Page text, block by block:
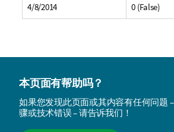
4/8/2014 0 (False)
本页面有帮助吗？
如果您发现此页面或其内容有任何问题
骤或技术错误 – 请告诉我们！